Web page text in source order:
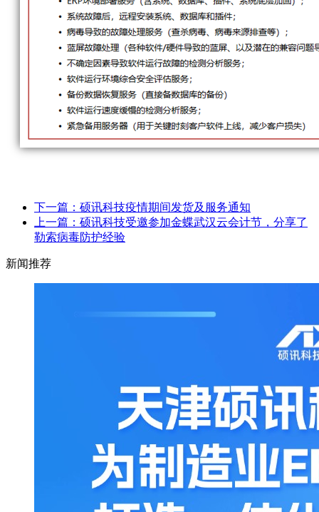
下一篇：硕讯科技疫情期间发货及服务通知
上一篇：硕讯科技受邀参加金蝶武汉云会计节，分享了
勒索病毒防护经验
新闻推荐